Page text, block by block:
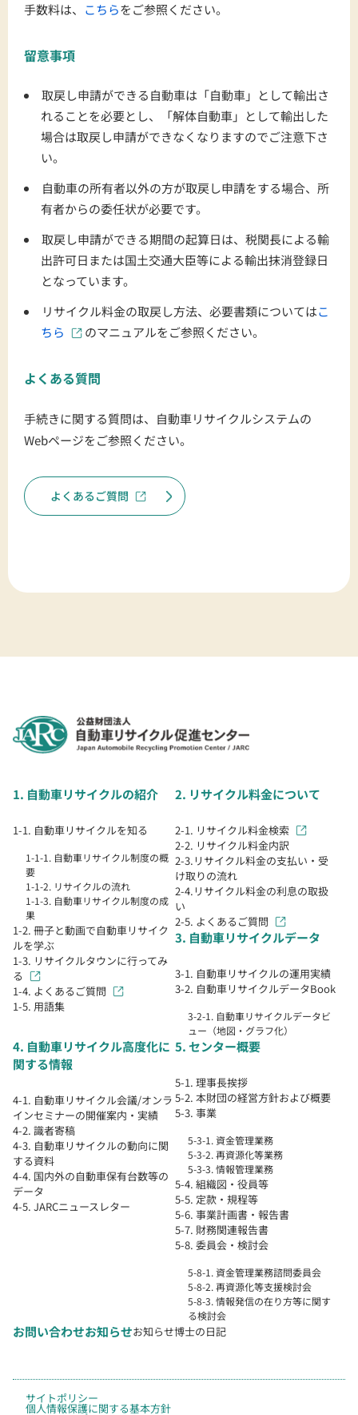
手数料は、 こちらをご参照ください。
留意事項
取戻し申請ができる自動車は「自動車」として輸出さ
れることを必要とし、「解体自動車」として輸出した
場合は取戻し申請ができなくなりますのでご注意下さ
い。
自動車の所有者以外の方が取戻し申請をする場合、所
有者からの委任状が必要です。
取戻し申請ができる期間の起算日は、税関長による輸
出許可日または国土交通大臣等による輸出抹消登録日
となっています。
リサイクル料金の取戻し方法、必要書類についてはこ
ちら
のマニュアルをご参照ください。
よくある質問
手続きに関する質問は、自動車リサイクルシステムの
Webページをご参照ください。
よくあるご質問
1. 自動車リサイクルの紹介
1-1. 自動車リサイクルを知る
1-1-1. 自動車リサイクル制度の概
要
1-1-2. リサイクルの流れ
1-1-3. 自動車リサイクル制度の成
果
1-2. 冊子と動画で自動車リサイク
ルを学ぶ
1-3. リサイクルタウンに行ってみ
る
1-4. よくあるご質問
1-5. 用語集
2. リサイクル料金について
2-1. リサイクル料金検索
2-2. リサイクル料金内訳
2-3.リサイクル料金の支払い・受
け取りの流れ
2-4.リサイクル料金の利息の取扱
い
2-5. よくあるご質問
3. 自動車リサイクルデータ
3-1. 自動車リサイクルの運用実績
3-2. 自動車リサイクルデータBook
3-2-1. 自動車リサイクルデータビ
ュー（地図・グラフ化）
4. 自動車リサイクル高度化に
関する情報
4-1. 自動車リサイクル会議/オンラ
インセミナーの開催案内・実績
4-2. 識者寄稿
4-3. 自動車リサイクルの動向に関
する資料
4-4. 国内外の自動車保有台数等の
データ
4-5. JARCニュースレター
5. センター概要
5-1. 理事長挨拶
5-2. 本財団の経営方針および概要
5-3. 事業
5-3-1. 資金管理業務
5-3-2. 再資源化等業務
5-3-3. 情報管理業務
5-4. 組織図・役員等
5-5. 定款・規程等
5-6. 事業計画書・報告書
5-7. 財務関連報告書
5-8. 委員会・検討会
5-8-1. 資金管理業務諮問委員会
5-8-2. 再資源化等支援検討会
5-8-3. 情報発信の在り方等に関す
る検討会
お問い合わせお知らせお知らせ博士の日記
サイトポリシー
個人情報保護に関する基本方針